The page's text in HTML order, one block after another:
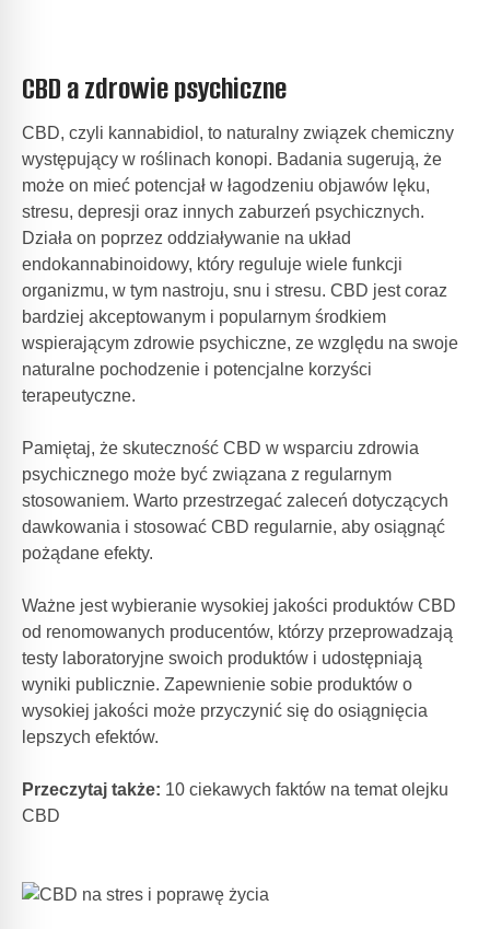
CBD a zdrowie psychiczne
CBD, czyli kannabidiol, to naturalny związek chemiczny
występujący w roślinach konopi. Badania sugerują, że
może on mieć potencjał w łagodzeniu objawów lęku,
stresu, depresji oraz innych zaburzeń psychicznych.
Działa on poprzez oddziaływanie na układ
endokannabinoidowy, który reguluje wiele funkcji
organizmu, w tym nastroju, snu i stresu. CBD jest coraz
bardziej akceptowanym i popularnym środkiem
wspierającym zdrowie psychiczne, ze względu na swoje
naturalne pochodzenie i potencjalne korzyści
terapeutyczne.
Pamiętaj, że skuteczność CBD w wsparciu zdrowia
psychicznego może być związana z regularnym
stosowaniem. Warto przestrzegać zaleceń dotyczących
dawkowania i stosować CBD regularnie, aby osiągnąć
pożądane efekty.
Ważne jest wybieranie wysokiej jakości produktów CBD
od renomowanych producentów, którzy przeprowadzają
testy laboratoryjne swoich produktów i udostępniają
wyniki publicznie. Zapewnienie sobie produktów o
wysokiej jakości może przyczynić się do osiągnięcia
lepszych efektów.
Przeczytaj także: 10 ciekawych faktów na temat olejku
CBD